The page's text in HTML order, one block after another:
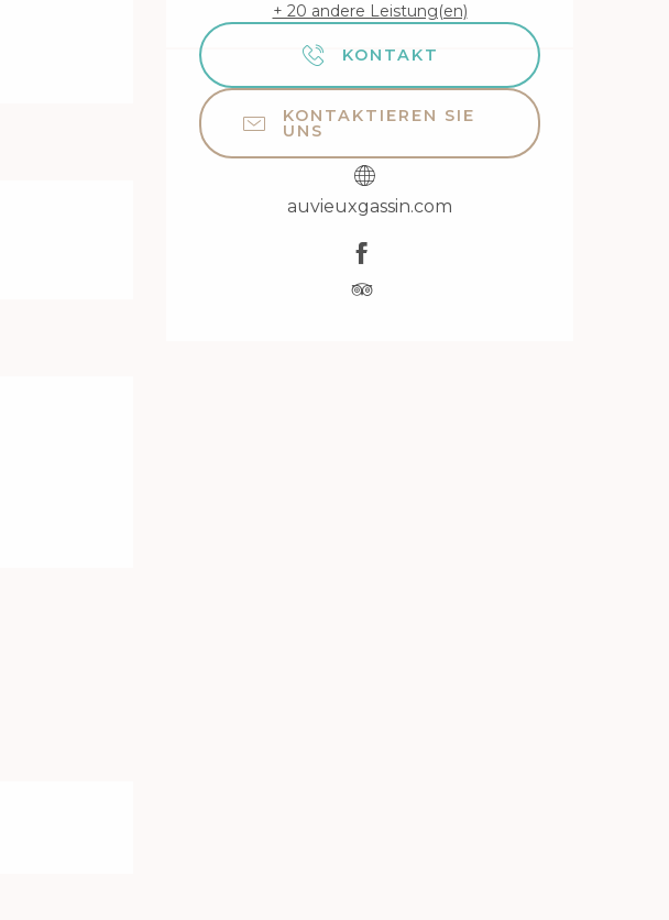
+ 20 andere Leistung(en)
KONTAKT
KONTAKTIEREN SIE
UNS
auvieuxgassin.com